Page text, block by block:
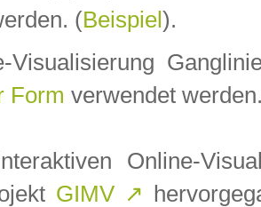
(Beispiel ).
Visualisierung
Form verwendet
Online-
GIMV ↗